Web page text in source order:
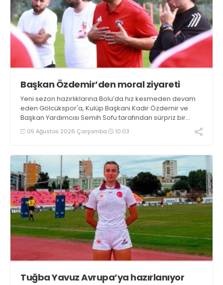
Başkan Özdemir’den moral ziyareti
Yeni sezon hazırlıklarına Bolu’da hız kesmeden devam
eden Gölcükspor'a, Kulüp Başkanı Kadir Özdemir ve
Başkan Yardımcısı Semih Sofu tarafından sürpriz bir
moral ziyareti gerçekleştirildi
05 Ağustos 2026 Çarşamba 10:03
Tuğba Yavuz Avrupa’ya hazırlanıyor